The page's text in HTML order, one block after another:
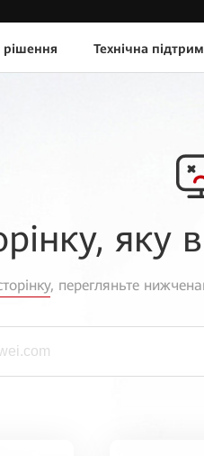
рішення Технічна
яку
, перегляньте